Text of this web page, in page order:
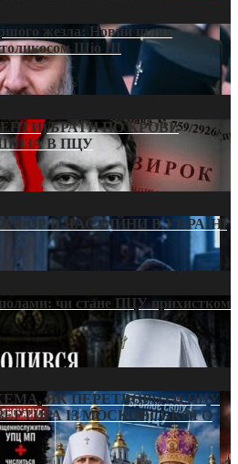
жезла: Новий шлях
Шіо III
БРАТИ ПО КРОВІ:
В ПЦУ
В ЧАС ВІЙНИ В УКРАЇНІ
чи стане ПЦУ прихистком
ЯК ПЕРЕТВОРИТИ ПЦУ
ІЗ МОСКОВСЬКОГО